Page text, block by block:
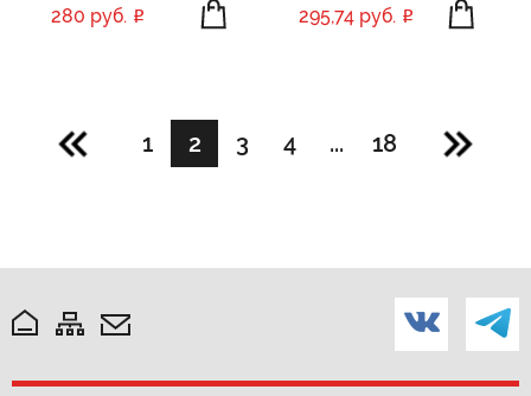
280 руб. 295,74 руб.
1 2 3 4 ... 18